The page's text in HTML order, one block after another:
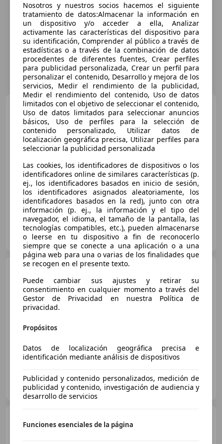
Jeep Grand Cherokee
Grand Cherokee 2.7CRD Limited
€ 4.500
Sin comparación
09/2004 365.000 km Diésel 119 kW (162 CV)
Particular
ES-46901 Torrent
Jeep Grand Cherokee
Laredo Aut.
€ 2.900
05/1993
AUTOMÒBILS VALLDEPERAS
ES-08694 Guardiola de Berguedà
Overland
Nosotros y nuestros socios hacemos el siguiente
tratamiento de datos:Almacenar la información en
un dispositivo y/o acceder a ella, Analizar
activamente las características del dispositivo para
su identificación, Comprender al público a través de
estadísticas o a través de la combinación de datos
procedentes de diferentes fuentes, Crear perfiles
para publicidad personalizada, Crear un perfil para
personalizar el contenido, Desarrollo y mejora de los
servicios, Medir el rendimiento de la publicidad,
Medir el rendimiento del contenido, Uso de datos
limitados con el objetivo de seleccionar el contenido,
Uso de datos limitados para seleccionar anuncios
básicos, Uso de perfiles para la selección de
contenido personalizado, Utilizar datos de
localización geográfica precisa, Utilizar perfiles para
seleccionar la publicidad personalizada
Las cookies, los identificadores de dispositivos o los
identificadores online de similares características (p.
ej., los identificadores basados en inicio de sesión,
los identificadores asignados aleatoriamente, los
identificadores basados en la red), junto con otra
información (p. ej., la información y el tipo del
navegador, el idioma, el tamaño de la pantalla, las
tecnologías compatibles, etc.), pueden almacenarse
o leerse en tu dispositivo a fin de reconocerlo
siempre que se conecte a una aplicación o a una
página web para una o varias de los finalidades que
se recogen en el presente texto.
Puede cambiar sus ajustes y retirar su
consentimiento en cualquier momento a través del
Gestor de Privacidad en nuestra Política de
privacidad.
Propósitos
Datos de localización geográfica precisa e
identificación mediante análisis de dispositivos
Publicidad y contenido personalizados, medición de
publicidad y contenido, investigación de audiencia y
desarrollo de servicios
Funciones esenciales de la página